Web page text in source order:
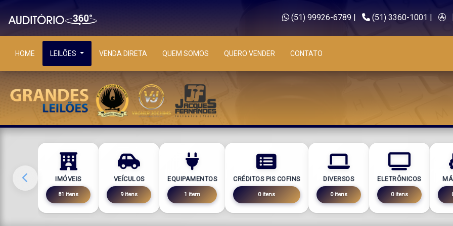
(51) 99926-6789| (51) 3360-1001 |
HOME LEILÕES VENDA DIRETA QUEM SOMOS QUERO VENDER CONTATO
IMÓVEIS
81 itens
VEÍCULOS
9 itens
EQUIPAMENTOS
1 item
CRÉDITOS PIS COFINS
0 itens
DIVERSOS
0 itens
ELETRÔNICOS
0 itens